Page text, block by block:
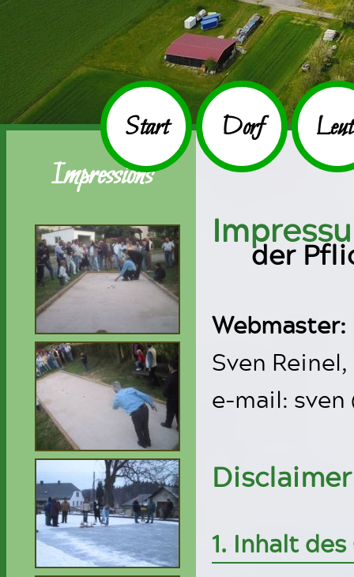
Start Dorf
Impressions
der
Webmaster:
Sven
e-mail:
1. Inhalt